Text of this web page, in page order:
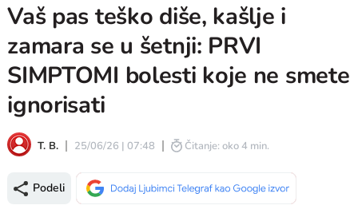
Vaš pas teško diše, kašlje i
zamara se u šetnji: PRVI
SIMPTOMI bolesti koje ne smete
ignorisati
T. B. 25/06/26 | 07:48 Čitanje: oko 4 min.
Podeli